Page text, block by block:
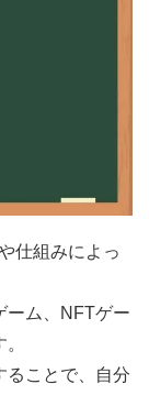
仕組みによっ
ーム、NFTゲー
ることで、自分